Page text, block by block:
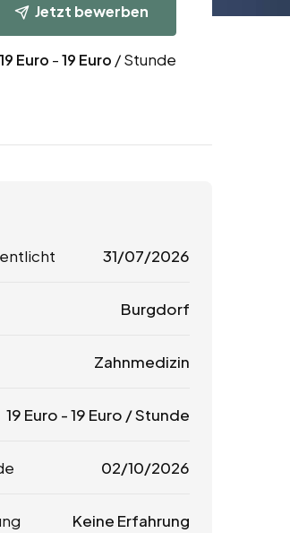
Jetzt bewerben
19 Euro -19 Euro / Stunde
31/07/2026
Burgdorf
Zahnmedizin
19 Euro -19 Euro / Stunde
02/10/2026
Keine Erfahrung